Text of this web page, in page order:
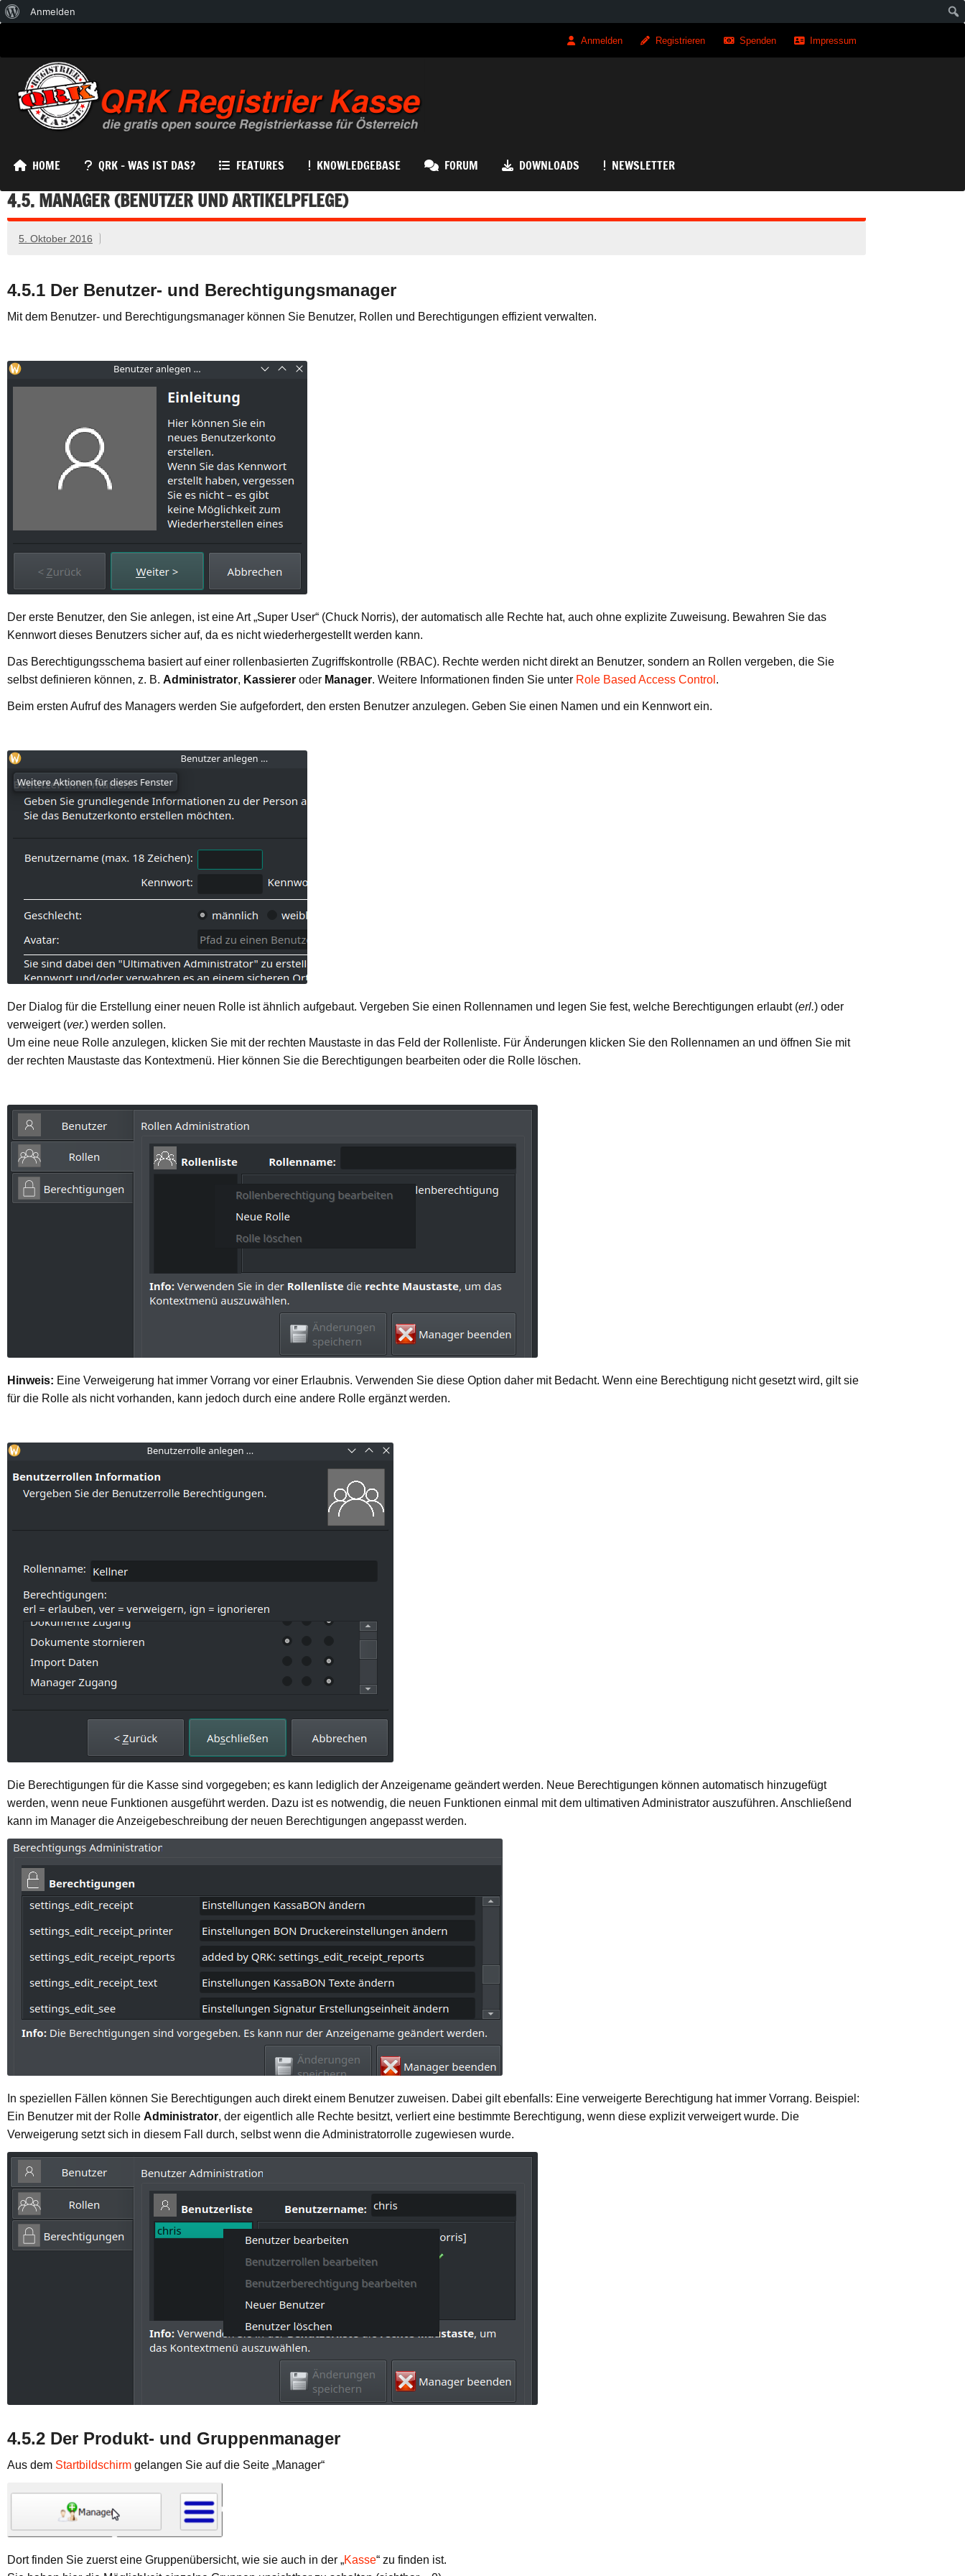
Anmelden Registrieren Spenden Impressum
QRK Registrierkasse
HOME QRK – WAS IST DAS? FEATURES KNOWLEDGEBASE FORUM DOWNLOADS NEWSLETTER
4.5. MANAGER (BENUTZER UND ARTIKELPFLEGE)
5. Oktober 2016
4.5.1 Der Benutzer- und Berechtigungsmanager
Mit dem Benutzer- und Berechtigungsmanager können Sie Benutzer, Rollen und Berechtigungen effizient verwalten.
Der erste Benutzer, den Sie anlegen, ist eine Art „Super User“ (Chuck Norris), der automatisch alle Rechte hat, auch ohne explizite Zuweisung. Bewahren Sie das
Kennwort dieses Benutzers sicher auf, da es nicht wiederhergestellt werden kann.
Das Berechtigungsschema basiert auf einer rollenbasierten Zugriffskontrolle (RBAC). Rechte werden nicht direkt an Benutzer, sondern an Rollen vergeben, die Sie
selbst definieren können, z. B. Administrator, Kassierer oder Manager. Weitere Informationen finden Sie unter Role Based Access Control .
Beim ersten Aufruf des Managers werden Sie aufgefordert, den ersten Benutzer anzulegen. Geben Sie einen Namen und ein Kennwort ein.
Der Dialog für die Erstellung einer neuen Rolle ist ähnlich aufgebaut. Vergeben Sie einen Rollennamen und legen Sie fest, welche Berechtigungen erlaubt (erl.) oder
verweigert (ver.) werden sollen.
Um eine neue Rolle anzulegen, klicken Sie mit der rechten Maustaste in das Feld der Rollenliste. Für Änderungen klicken Sie den Rollennamen an und öffnen Sie mit
der rechten Maustaste das Kontextmenü. Hier können Sie die Berechtigungen bearbeiten oder die Rolle löschen.
Hinweis: Eine Verweigerung hat immer Vorrang vor einer Erlaubnis. Verwenden Sie diese Option daher mit Bedacht. Wenn eine Berechtigung nicht gesetzt wird, gilt sie
für die Rolle als nicht vorhanden, kann jedoch durch eine andere Rolle ergänzt werden.
Die Berechtigungen für die Kasse sind vorgegeben; es kann lediglich der Anzeigename geändert werden. Neue Berechtigungen können automatisch hinzugefügt
werden, wenn neue Funktionen ausgeführt werden. Dazu ist es notwendig, die neuen Funktionen einmal mit dem ultimativen Administrator auszuführen. Anschließend
kann im Manager die Anzeigebeschreibung der neuen Berechtigungen angepasst werden.
In speziellen Fällen können Sie Berechtigungen auch direkt einem Benutzer zuweisen. Dabei gilt ebenfalls: Eine verweigerte Berechtigung hat immer Vorrang. Beispiel:
Ein Benutzer mit der Rolle Administrator, der eigentlich alle Rechte besitzt, verliert eine bestimmte Berechtigung, wenn diese explizit verweigert wurde. Die
Verweigerung setzt sich in diesem Fall durch, selbst wenn die Administratorrolle zugewiesen wurde.
4.5.2 Der Produkt- und Gruppenmanager
Aus dem Startbildschirm gelangen Sie auf die Seite „Manager“
Dort finden Sie zuerst eine Gruppenübersicht, wie sie auch in der „Kasse“ zu finden ist.
Über
Anmelden